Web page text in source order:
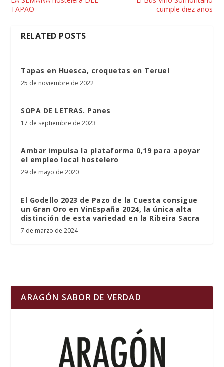
TAPAO
cumple diez años
RELATED POSTS
Tapas en Huesca, croquetas en Teruel
25 de noviembre de 2022
SOPA DE LETRAS. Panes
17 de septiembre de 2023
Ambar impulsa la plataforma 0,19 para apoyar
el empleo local hostelero
29 de mayo de 2020
El Godello 2023 de Pazo de la Cuesta consigue
un Gran Oro en VinEspaña 2024, la única alta
distinción de esta variedad en la Ribeira Sacra
7 de marzo de 2024
ARAGÓN SABOR DE VERDAD